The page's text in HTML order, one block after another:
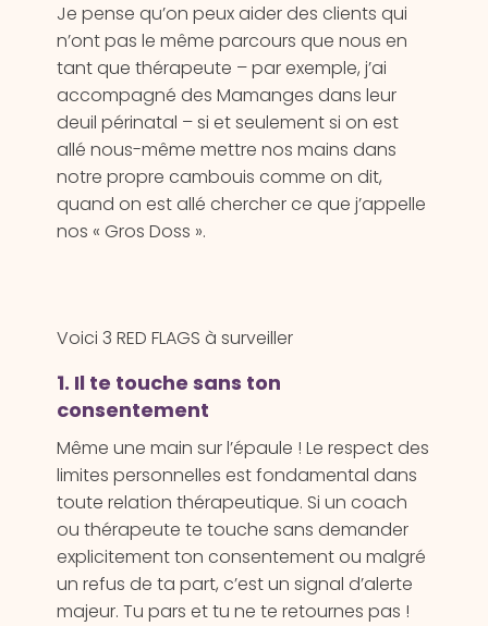
Je pense qu’on peux aider des clients qui
n’ont pas le même parcours que nous en
tant que thérapeute – par exemple, j’ai
accompagné des Mamanges dans leur
deuil périnatal – si et seulement si on est
allé nous-même mettre nos mains dans
notre propre cambouis comme on dit,
quand on est allé chercher ce que j’appelle
nos « Gros Doss ».
Voici 3 RED FLAGS à surveiller
1. Il te touche sans ton
consentement
Même une main sur l’épaule ! Le respect des
limites personnelles est fondamental dans
toute relation thérapeutique. Si un coach
ou thérapeute te touche sans demander
explicitement ton consentement ou malgré
un refus de ta part, c’est un signal d’alerte
majeur. Tu pars et tu ne te retournes pas !